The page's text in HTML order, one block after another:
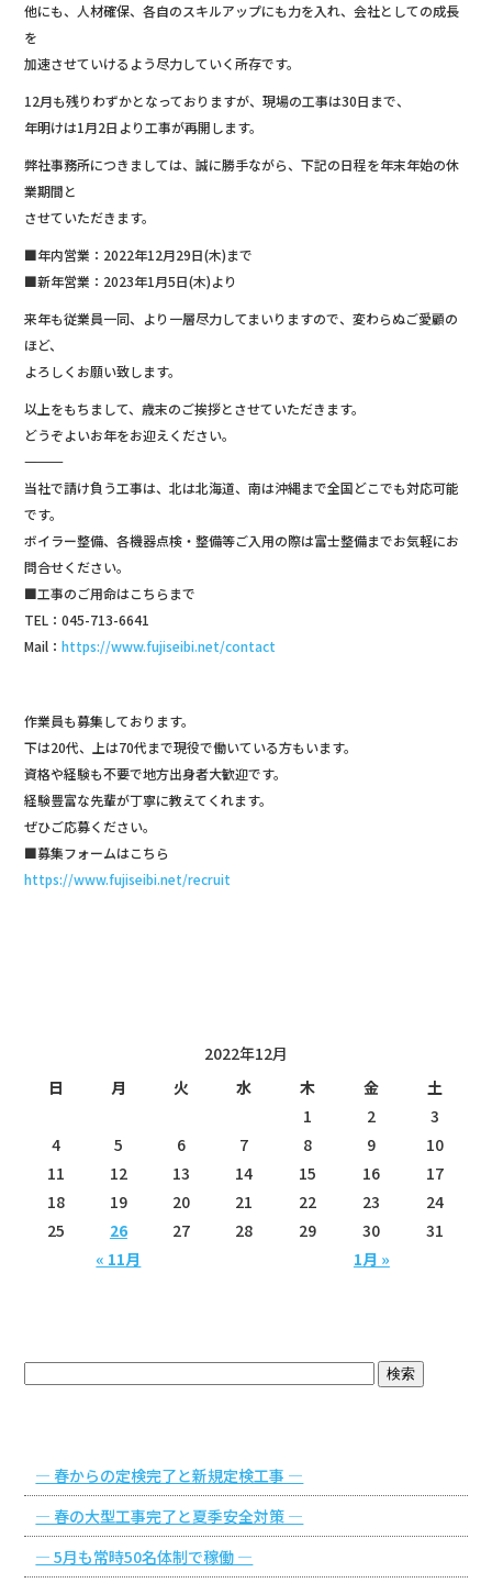
他にも、人材確保、各自のスキルアップにも力を入れ、会社としての成長
を
加速させていけるよう尽力していく所存です。
12月も残りわずかとなっておりますが、現場の工事は30日まで、
年明けは1月2日より工事が再開します。
弊社事務所につきましては、誠に勝手ながら、下記の日程を年末年始の休
業期間と
させていただきます。
■年内営業：2022年12月29日(木)まで
■新年営業：2023年1月5日(木)より
来年も従業員一同、より一層尽力してまいりますので、変わらぬご愛顧の
ほど、
よろしくお願い致します。
以上をもちまして、歳末のご挨拶とさせていただきます。
どうぞよいお年をお迎えください。
―――――――――――――
当社で請け負う工事は、北は北海道、南は沖縄まで全国どこでも対応可能
です。
ボイラー整備、各機器点検・整備等ご入用の際は富士整備までお気軽にお
問合せください。
■工事のご用命はこちらまで
TEL：045-713-6641
Mail：https://www.fujiseibi.net/contact
作業員も募集しております。
下は20代、上は70代まで現役で働いている方もいます。
資格や経験も不要で地方出身者大歓迎です。
経験豊富な先輩が丁寧に教えてくれます。
ぜひご応募ください。
■募集フォームはこちら
https://www.fujiseibi.net/recruit
2022年12月
日
月 火 水 木 金 土
« 11月 1月 »
1 2
3
4
5 6 7 8 9
10
11
12 13 14 15 16
17
18
19 20 21 22 23
24
25
26 27 28 29 30 31
― 春からの定検完了と新規定検工事 ―
― 春の大型工事完了と夏季安全対策 ―
― 5月も常時50名体制で稼働 ―